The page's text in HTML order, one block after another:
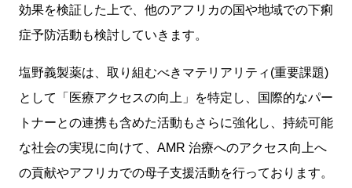
効果を検証した上で、他のアフリカの国や地域での下痢
症予防活動も検討していきます。
塩野義製薬は、取り組むべきマテリアリティ(重要課題)
として「医療アクセスの向上」を特定し、国際的なパー
トナーとの連携も含めた活動もさらに強化し、持続可能
な社会の実現に向けて、AMR 治療へのアクセス向上へ
の貢献やアフリカでの母子支援活動を行っております。